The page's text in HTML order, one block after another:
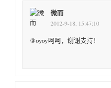
微而
2012-9-18, 15:47:10
@oyoy呵呵，谢谢支持！